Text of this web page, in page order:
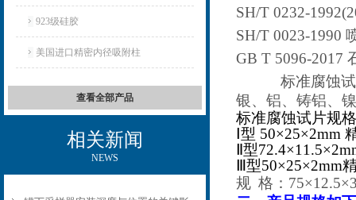
923级硅胶
美国进口精密内径吸附柱
查看全部产品
相关新闻
NEWS
SH/T 0232-
SH/T 0023-1990
GB T 5096-2017
标准腐蚀
银、铝、铸铝、
标准腐蚀试片规格
Ⅰ型 50×25×2mm
Ⅱ型
Ⅲ型50×25×2mm
规 格：